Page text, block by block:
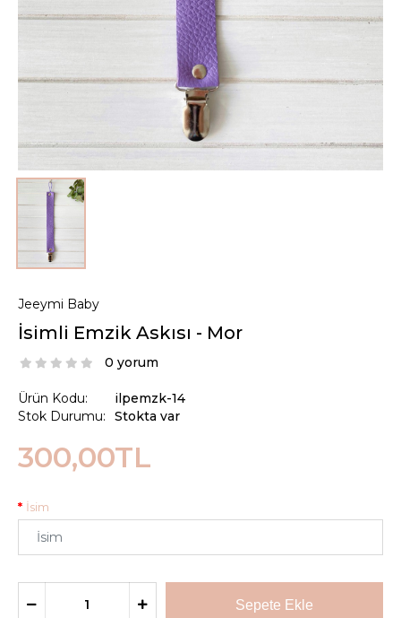
Jeeymi Baby
İsimli Emzik Askısı - Mor
0 yorum
Ürün Kodu:
Stok Durumu:
ilpemzk-14
Stokta var
300,00TL
İsim